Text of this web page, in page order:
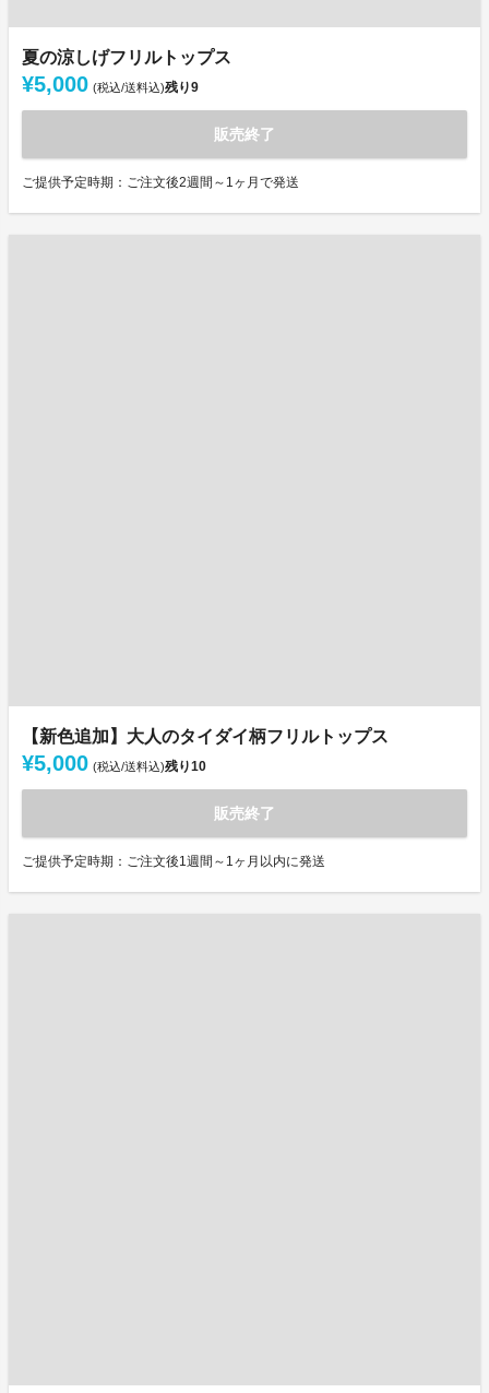
夏の涼しげフリルトップス
¥5,000 (税込/送料込)残り9
販売終了
ご提供予定時期：ご注文後2週間～1ヶ月で発送
【新色追加】大人のタイダイ柄フリルトップス
¥5,000 (税込/送料込)残り10
販売終了
ご提供予定時期：ご注文後1週間～1ヶ月以内に発送